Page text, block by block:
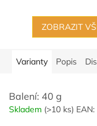
ZOBRAZIT
Varianty Popis
Balení: 40 g
Skladem (>10 ks) EAN: